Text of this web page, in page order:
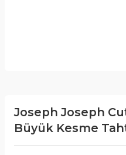
Joseph Joseph
Büyük Kesme